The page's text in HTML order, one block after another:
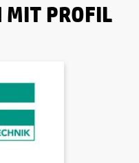
MIT PROFIL